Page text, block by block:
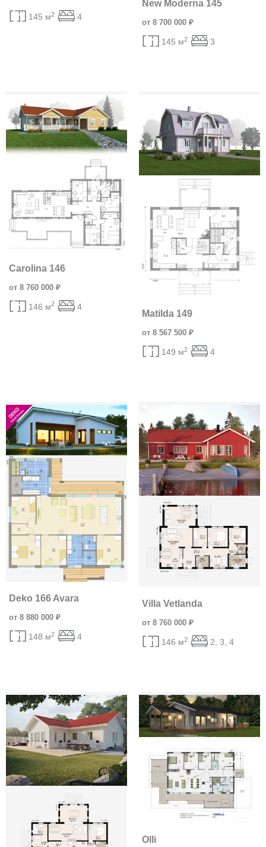
145 м2 4
New Moderna 145
от 8 700 000 ₽
145 м2 3
Carolina 146
от 8 760 000 ₽
146 м2 4
Matilda 149
от 8 567 500 ₽
149 м2 4
Deko 166 Avara
от 8 880 000 ₽
148 м2 4
Villa Vetlanda
от 8 760 000 ₽
146 м2 2, 3, 4
Olli